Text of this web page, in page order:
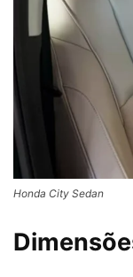
Honda City Sedan